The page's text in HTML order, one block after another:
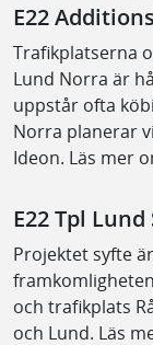
E22
Trafikplatserna
Lund Norra är
uppstår ofta
Norra planerar
Ideon. Läs mer
E22 Tpl Lund
Projektet syfte
och trafikplats
och Lund. Läs